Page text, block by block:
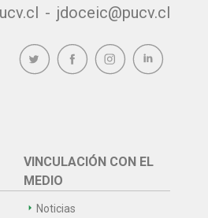
- jdoceic@pucv.cl
VINCULACIÓN CON EL
MEDIO
Noticias